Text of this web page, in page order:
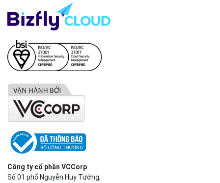
Công ty cổ phần VCCorp
Số 01 phố Nguyễn Huy Tưởng,